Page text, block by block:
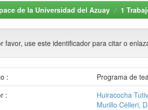
de la Universidad del Azuay 1
favor, use este identificador para citar o
:
Programa de
:
Huiracocha
Murillo Célleri,